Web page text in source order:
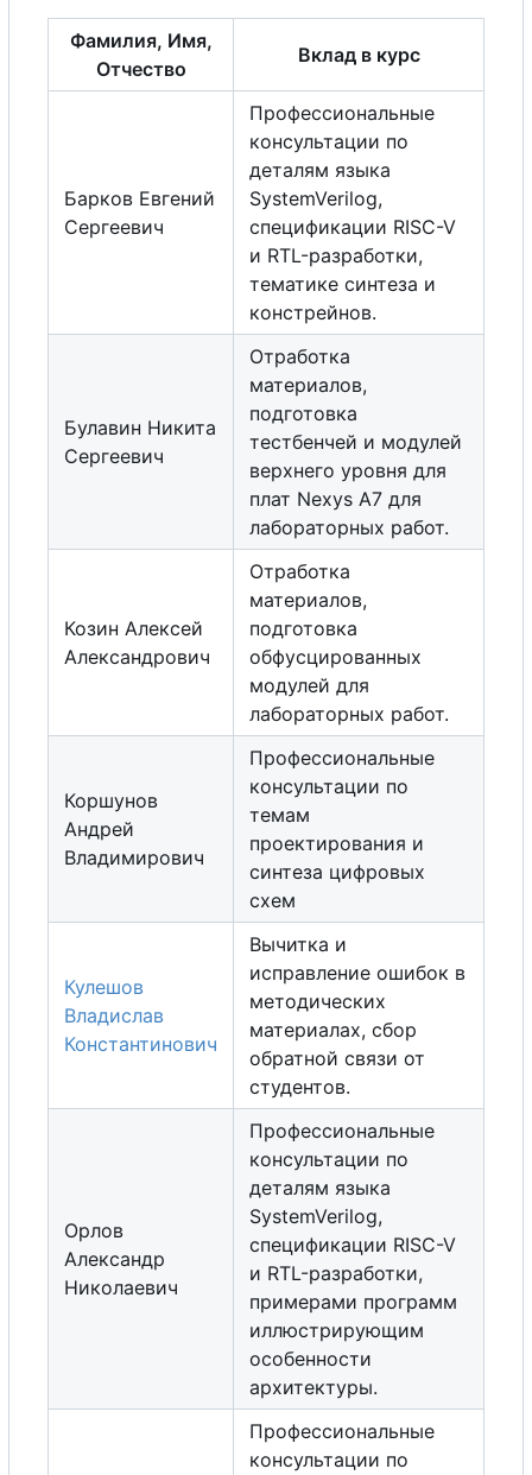
Фамилия, Имя,
Отчество
Вклад в курс
Барков Евгений
Сергеевич
Профессиональные
консультации по
деталям языка
SystemVerilog,
спецификации RISC-V
и RTL-разработки,
тематике синтеза и
констрейнов.
Булавин Никита
Сергеевич
Отработка
материалов,
подготовка
тестбенчей и модулей
верхнего уровня для
плат Nexys A7 для
лабораторных работ.
Козин Алексей
Александрович
Отработка
материалов,
подготовка
обфусцированных
модулей для
лабораторных работ.
Коршунов
Андрей
Владимирович
Профессиональные
консультации по
темам
проектирования и
синтеза цифровых
схем
Кулешов
Владислав
Константинович
Вычитка и
исправление ошибок в
методических
материалах, сбор
обратной связи от
студентов.
Орлов
Александр
Николаевич
Профессиональные
консультации по
деталям языка
SystemVerilog,
спецификации RISC-V
и RTL-разработки,
примерами программ
иллюстрирующим
особенности
архитектуры.
Профессиональные
консультации по